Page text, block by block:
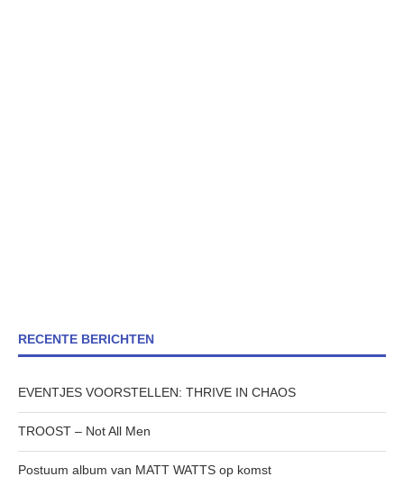
RECENTE BERICHTEN
EVENTJES VOORSTELLEN: THRIVE IN CHAOS
TROOST – Not All Men
Postuum album van MATT WATTS op komst